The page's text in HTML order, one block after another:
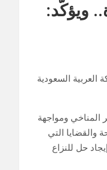
ويؤكّد:
السعودية
المناخي ومواجهة
والقضايا التي
حل للنزاع